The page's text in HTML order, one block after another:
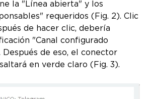
la "Línea abierta" y los
requeridos (Fig. 2). Clic
de hacer clic, debería
"Canal configurado
de eso, el conector
en verde claro (Fig. 3).